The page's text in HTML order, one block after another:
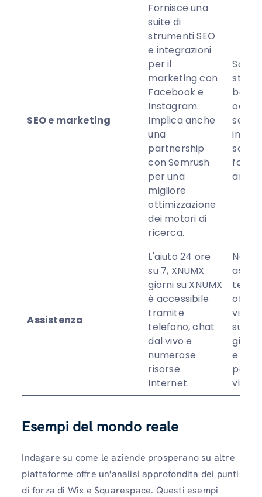
SEO e marketing
Fornisce una
suite di
strumenti SEO
e integrazioni
per il
marketing con
Facebook e
Instagram.
Implica anche
una
partnership
con Semrush
per una
migliore
ottimizzazione
dei motori di
ricerca.
Sono
base,
forti
Assistenza
L'aiuto 24 ore
su 7, XNUMX
giorni su XNUMX
è accessibile
tramite
telefono, chat
dal vivo e
numerose
risorse
Internet.
Non
offre
via
su 7,
giorni
e
per
vivo.
Esempi del mondo reale
Indagare su come le aziende prosperano su altre
piattaforme offre un'analisi approfondita dei punti
di forza di Wix e Squarespace. Questi esempi